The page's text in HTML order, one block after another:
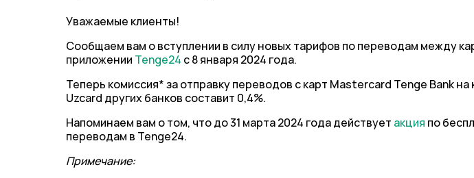
Уважаемые клиенты!
Сообщаем вам о вступлении в силу новых тарифов по переводам между
приложении Tenge24 с 8 января 2024 года.
Теперь комиссия* за отправку переводов с карт Mastercard Tenge Bank на
Uzcard других банков составит 0,4%.
Напоминаем вам о том, что до 31 марта 2024 года действует акция по
переводам в Tenge24.
Примечание: